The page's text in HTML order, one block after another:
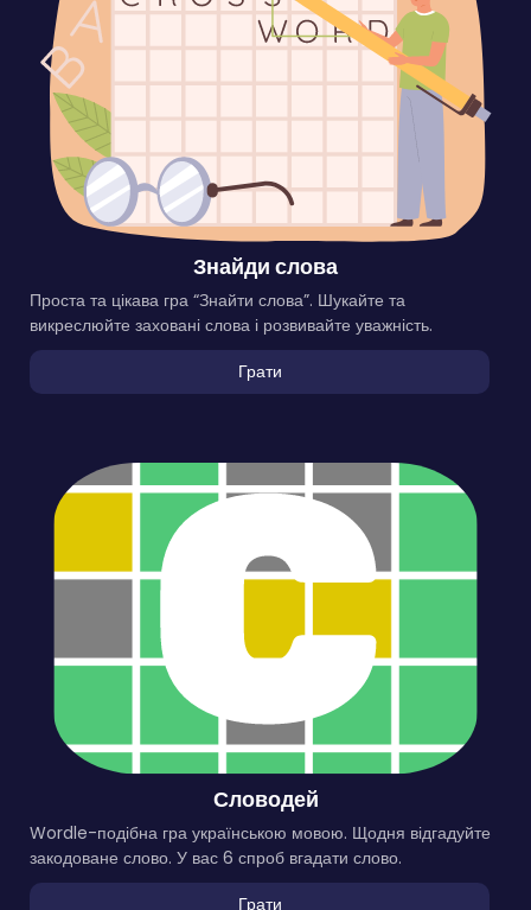
Знайди слова
Проста та цікава гра “Знайти слова”. Шукайте та
викреслюйте заховані слова і розвивайте уважність.
Грати
Словодей
Wordle-подібна гра українською мовою. Щодня відгадуйте
закодоване слово. У вас 6 спроб вгадати слово.
Грати